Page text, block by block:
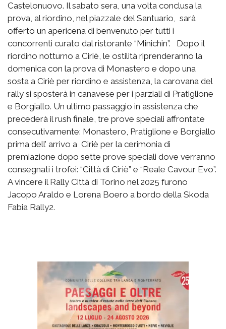
Castelonuovo. Il sabato sera, una volta conclusa la
prova, al riordino, nel piazzale del Santuario, sarà
offerto un apericena di benvenuto per tutti i
concorrenti curato dal ristorante “Minichin”. Dopo il
riordino notturno a Ciriè, le ostilità riprenderanno la
domenica con la prova di Monastero e dopo una
sosta a Ciriè per riordino e assistenza, la carovana del
rally si sposterà in canavese per i parziali di Pratiglione
e Borgiallo. Un ultimo passaggio in assistenza che
precederà il rush finale, tre prove speciali affrontate
consecutivamente: Monastero, Pratiglione e Borgiallo
prima dell’ arrivo a Ciriè per la cerimonia di
premiazione dopo sette prove speciali dove verranno
consegnati i trofei: “Città di Ciriè” e “Reale Cavour Evo”.
A vincere il Rally Città di Torino nel 2025 furono
Jacopo Araldo e Lorena Boero a bordo della Skoda
Fabia Rally2.